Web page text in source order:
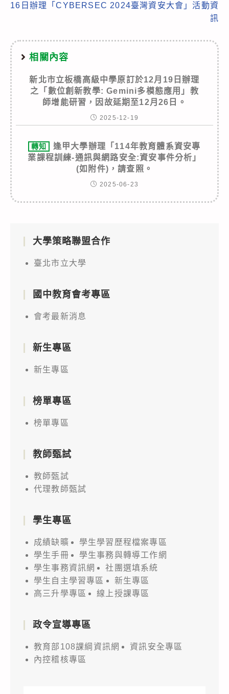
16日辦理「CYBERSEC 2024臺灣資安大會」活動資
訊
相關內容
新北市立板橋高級中學原訂於12月19日辦理
之「數位創新教學: Gemini多模態應用」教
師增能研習，因故延期至12月26日。
2025-12-19
轉知
逢甲大學辦理「114年教育體系資安專
業課程訓練-通訊與網路安全:資安事件分析」
(如附件)，請查照。
2025-06-23
大學策略聯盟合作
臺北市立大學
國中教育會考專區
會考最新消息
新生專區
新生專區
榜單專區
榜單專區
教師甄試
教師甄試
代理教師甄試
學生專區
成績缺曠
學生學習歷程檔案專區
學生手冊
學生事務與轉導工作網
學生事務資訊網
社團選填系統
學生自主學習專區
新生專區
高三升學專區
線上授課專區
政令宣導專區
教育部108課綱資訊網
資訊安全專區
內控稽核專區